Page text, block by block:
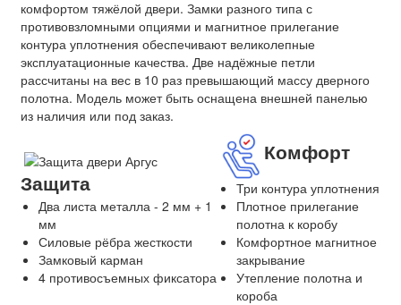
комфортом тяжёлой двери. Замки разного типа с
противовзломными опциями и магнитное прилегание
контура уплотнения обеспечивают великолепные
эксплуатационные качества. Две надёжные петли
рассчитаны на вес в 10 раз превышающий массу дверного
полотна. Модель может быть оснащена внешней панелью
из наличия или под заказ.
Защита
Два листа металла - 2 мм + 1
мм
Силовые рёбра жесткости
Замковый карман
4 противосъемных фиксатора
Комфорт
Три контура уплотнения
Плотное прилегание
полотна к коробу
Комфортное магнитное
закрывание
Утепление полотна и
короба